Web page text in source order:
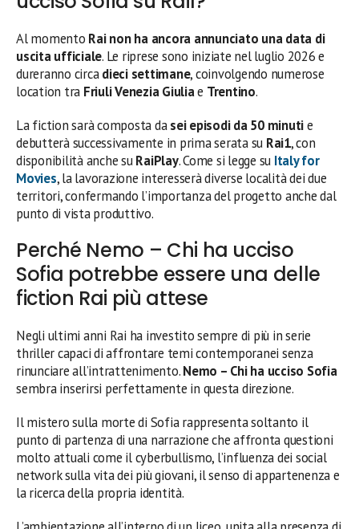
Al momento Rai non ha ancora annunciato una data di
uscita ufficiale. Le riprese sono iniziate nel luglio 2026 e
dureranno circadieci settimane, coinvolgendo numerose
location tra Friuli Venezia Giuliae Trentino.
La fiction sarà composta dasei episodi da 50 minutie
debutterà successivamente in prima serata su Rai1, con
disponibilità anche suRaiPlay. Come si legge su Italy for
Movies, la lavorazione interesserà diverse località dei due
territori, confermando l’importanza del progetto anche dal
punto di vista produttivo.
Perché Nemo – Chi ha ucciso
Sofia potrebbe essere una delle
fiction Rai più attese
Negli ultimi anni Rai ha investito sempre di più in serie
thriller capaci di affrontare temi contemporanei senza
rinunciare all’intrattenimento.Nemo – Chi ha ucciso Sofia
sembra inserirsi perfettamente in questa direzione.
Il mistero sulla morte di Sofia rappresenta soltanto il
punto di partenza di una narrazione che affronta questioni
molto attuali come il cyberbullismo, l’influenza dei social
network sulla vita dei più giovani, il senso di appartenenza e
la ricerca della propria identità.